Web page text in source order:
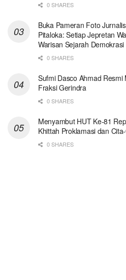
0 SHARES
Buka Pameran Foto
Pitaloka: Setiap Jepretan
Warisan Sejarah Demokrasi
0 SHARES
Sufmi Dasco Ahmad
Fraksi Gerindra
0 SHARES
Menyambut HUT Ke-81
Khittah Proklamasi dan
0 SHARES